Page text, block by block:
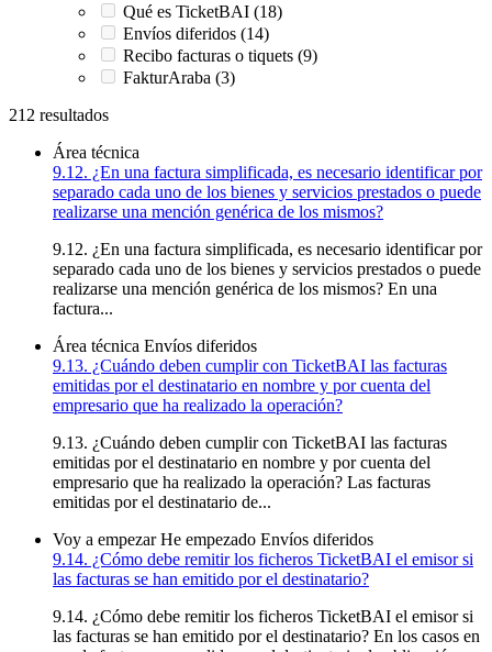
Qué es TicketBAI (18)
Envíos diferidos (14)
Recibo facturas o tiquets (9)
FakturAraba (3)
212 resultados
Área técnica
9.12. ¿En una factura simplificada, es necesario identificar por
separado cada uno de los bienes y servicios prestados o puede
realizarse una mención genérica de los mismos?
9.12. ¿En una factura simplificada, es necesario identificar por
separado cada uno de los bienes y servicios prestados o puede
realizarse una mención genérica de los mismos? En una
factura...
Área técnica Envíos diferidos
9.13. ¿Cuándo deben cumplir con TicketBAI las facturas
emitidas por el destinatario en nombre y por cuenta del
empresario que ha realizado la operación?
9.13. ¿Cuándo deben cumplir con TicketBAI las facturas
emitidas por el destinatario en nombre y por cuenta del
empresario que ha realizado la operación? Las facturas
emitidas por el destinatario de...
Voy a empezar He empezado Envíos diferidos
9.14. ¿Cómo debe remitir los ficheros TicketBAI el emisor si
las facturas se han emitido por el destinatario?
9.14. ¿Cómo debe remitir los ficheros TicketBAI el emisor si
las facturas se han emitido por el destinatario? En los casos en